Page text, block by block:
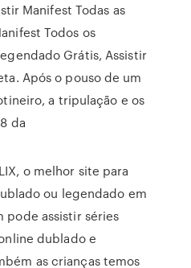
Manifest Todas as
Todos os
Grátis, Assistir
Após o pouso de um
a tripulação e os
da
o melhor site para
ou legendado em
pode assistir séries
dublado e
as crianças temos